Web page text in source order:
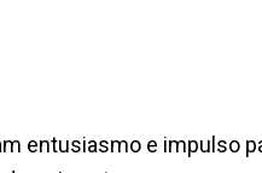
entusiasmo e impulso